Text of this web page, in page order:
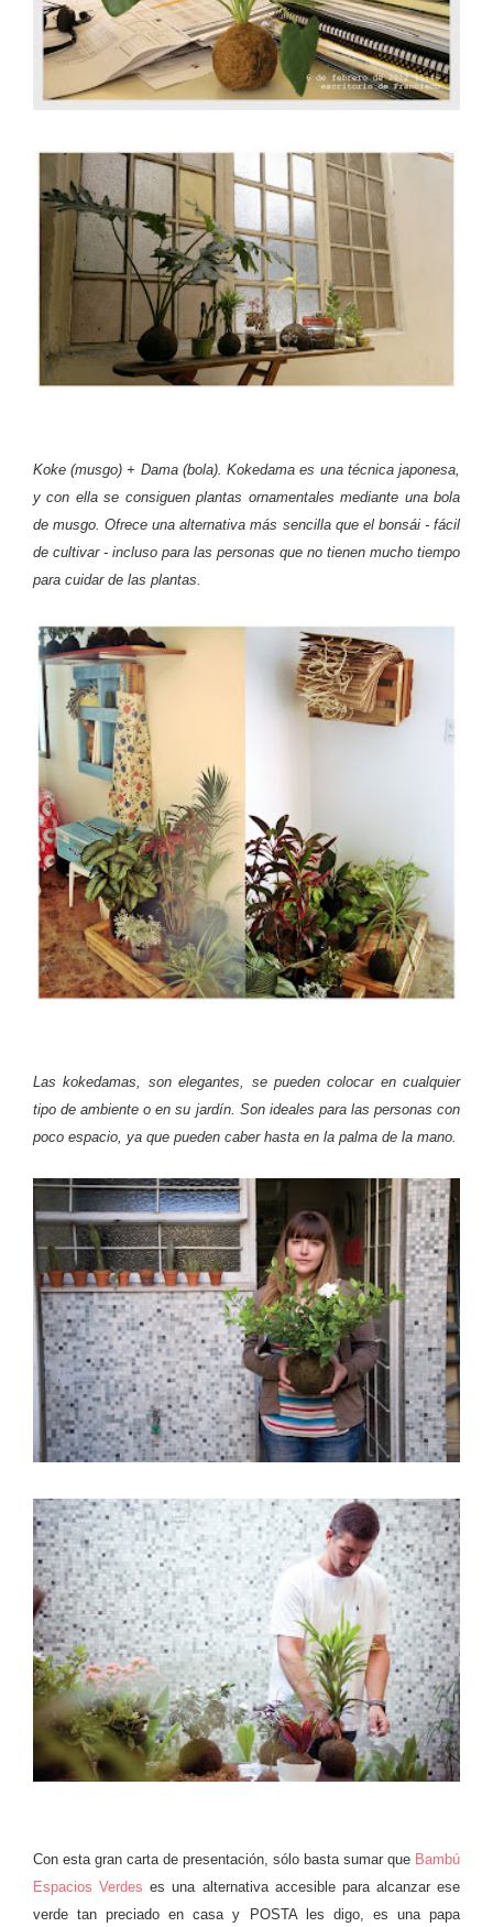
Koke (musgo) + Dama (bola). Kokedama es una técnica japonesa,
y con ella se consiguen plantas ornamentales mediante una bola
de musgo. Ofrece una alternativa más sencilla que el bonsái - fácil
de cultivar - incluso para las personas que no tienen mucho tiempo
para cuidar de las plantas.
Las kokedamas, son elegantes, se pueden colocar en cualquier
tipo de ambiente o en su jardín. Son ideales para las personas con
poco espacio, ya que pueden caber hasta en la palma de la mano.
Con esta gran carta de presentación, sólo basta sumar que Bambú
Espacios Verdes es una alternativa accesible para alcanzar ese
verde tan preciado en casa y POSTA les digo, es una papa